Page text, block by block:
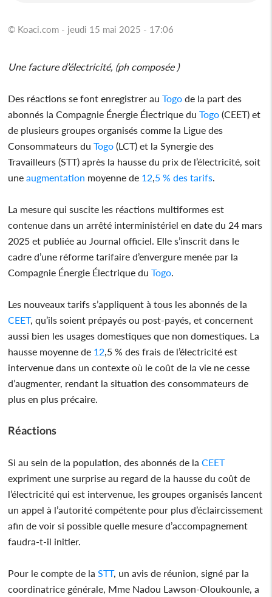
© Koaci.com - jeudi 15 mai 2025 - 17:06
Une facture d’électricité, (ph composée )
Des réactions se font enregistrer auTogo de la part des
abonnés la Compagnie Énergie Électrique duTogo (CEET) et
de plusieurs groupes organisés comme la Ligue des
Consommateurs duTogo (LCT) et la Synergie des
Travailleurs (STT) après la hausse du prix de l’électricité, soit
une augmentation moyenne de 12 5 % des tarifs
La mesure qui suscite les réactions multiformes est
contenue dans un arrêté interministériel en date du 24 mars
2025 et publiée au Journal officiel. Elle s’inscrit dans le
cadre d’une réforme tarifaire d’envergure menée par la
Compagnie Énergie Électrique duTogo
Les nouveaux tarifs s’appliquent à tous les abonnés de la
CEET, qu’ils soient prépayés ou post-payés, et concernent
aussi bien les usages domestiques que non domestiques. La
hausse moyenne de 12 ,5 % des frais de l’électricité est
intervenue dans un contexte où le coût de la vie ne cesse
d’augmenter, rendant la situation des consommateurs de
plus en plus précaire.
Réactions
Si au sein de la population, des abonnés de la CEET
expriment une surprise au regard de la hausse du coût de
l’électricité qui est intervenue, les groupes organisés lancent
un appel à l’autorité compétente pour plus d’éclaircissement
afin de voir si possible quelle mesure d’accompagnement
faudra-t-il initier.
Pour le compte de la STT, un avis de réunion, signé par la
coordinatrice générale, Mme Nadou Lawson-Oloukounle, a